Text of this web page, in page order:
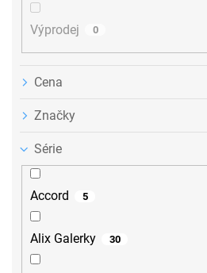
Výprodej 0
Cena
Značky
Série
Accord 5
Alix Galerky 30